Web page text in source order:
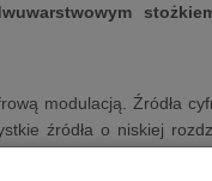
modulacją. Źródła
źródła o niskiej
kHz nie są